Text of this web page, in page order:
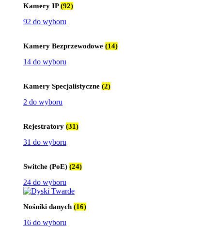
Kamery IP(92)
92 do wyboru
Kamery Bezprzewodowe (14)
14 do wyboru
Kamery Specjalistyczne (2)
2 do wyboru
Rejestratory (31)
31 do wyboru
Switche (PoE) (24)
24 do wyboru
Nośniki danych (16)
16 do wyboru